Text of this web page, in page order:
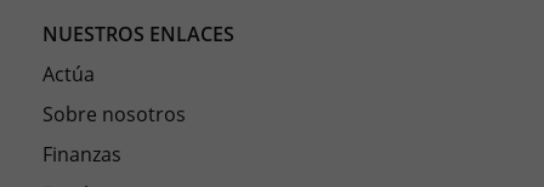
NUESTROS ENLACES
Actúa
Sobre nosotros
Finanzas